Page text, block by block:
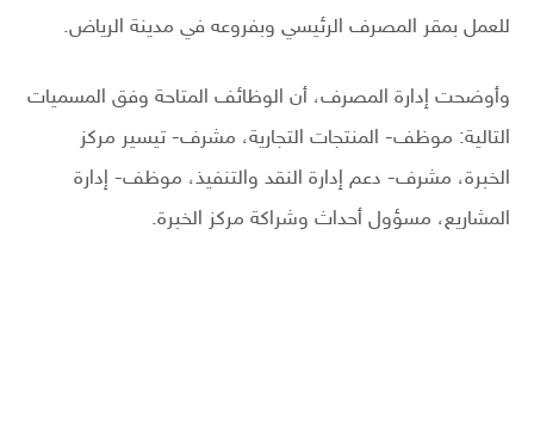
للعمل بمقر المصرف الرئيسي وبفروعه في مدينة الرياض.
وأوضحت إدارة المصرف، أن الوظائف المتاحة وفق المسميات
التالية: موظف- المنتجات التجارية، مشرف- تيسير مركز
الخبرة، مشرف- دعم إدارة النقد والتنفيذ، موظف- إدارة
المشاريع، مسؤول أحداث وشراكة مركز الخبرة.